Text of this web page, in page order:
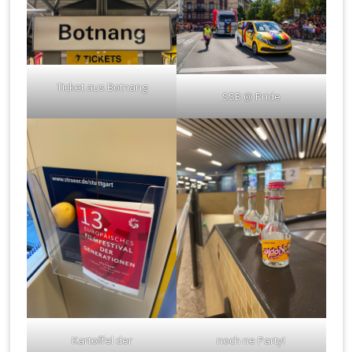
Ticket aus Botnang
SSB @ Pride
Kartoffel der
noch ne Party!